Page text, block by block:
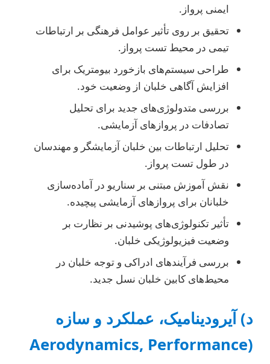
ایمنی پرواز.
تحقیق بر روی تأثیر عوامل فرهنگی بر ارتباطات
تیمی در محیط تست پرواز.
طراحی سیستم‌های بازخورد بیومتریک برای
افزایش آگاهی خلبان از وضعیت خود.
بررسی متدولوژی‌های جدید برای تحلیل
تصادفات در پروازهای آزمایشی.
تحلیل ارتباطات بین خلبان آزمایشگر و مهندسان
در طول تست پرواز.
نقش آموزش مبتنی بر سناریو در آماده‌سازی
خلبانان برای پروازهای آزمایشی پیچیده.
تأثیر تکنولوژی‌های پوشیدنی بر نظارت بر
وضعیت فیزیولوژیکی خلبان.
بررسی فرآیندهای ادراکی و توجه خلبان در
محیط‌های کابین خلبان نسل جدید.
د) آیرودینامیک، عملکرد و سازه
(Aerodynamics, Performance